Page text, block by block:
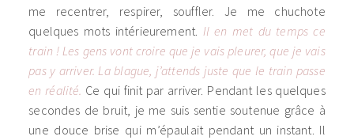
me recentrer, respirer, souffler. Je me chuchote
quelques mots intérieurement. Il en met du temps ce
train ! Les gens vont croire que je vais pleurer, que je vais
pas y arriver. La blague, j’attends juste que le train passe
en réalité. Ce qui finit par arriver. Pendant les quelques
secondes de bruit, je me suis sentie soutenue grâce à
une douce brise qui m’épaulait pendant un instant. Il